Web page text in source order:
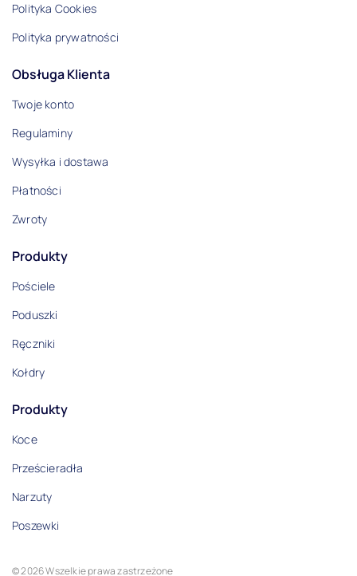
Polityka Cookies
Polityka prywatności
Obsługa Klienta
Twoje konto
Regulaminy
Wysyłka i dostawa
Płatności
Zwroty
Produkty
Pościele
Poduszki
Ręczniki
Kołdry
Produkty
Koce
Prześcieradła
Narzuty
Poszewki
© 2026 Wszelkie prawa zastrzeżone